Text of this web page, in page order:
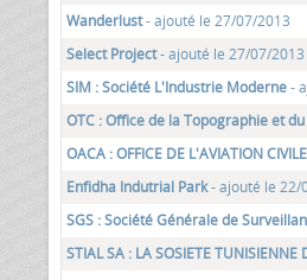
Wanderlust- ajouté le 27/07/2013
Select Project- ajouté le 27/07/2013
SIM : Société L'Industrie Moderne-
OTC : Office de la Topographie et
OACA : OFFICE DE L'AVIATION
Enfidha Indutrial Park- ajouté le 22/
SGS : Société Générale de
STIAL SA : LA SOSIETE